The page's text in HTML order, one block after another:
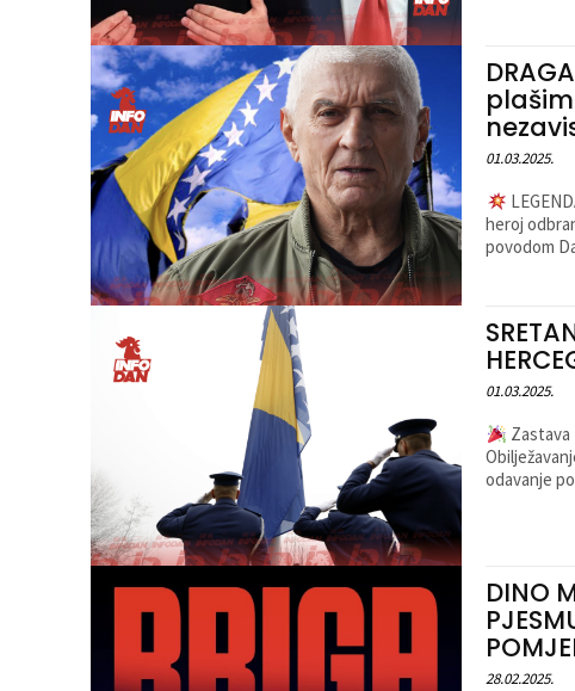
01.03.2025.
heroj
povodom
01.03.2025.
Zastava
odavanje
DINO
28.02.2025.